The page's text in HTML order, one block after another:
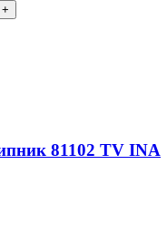
81102 TV INA